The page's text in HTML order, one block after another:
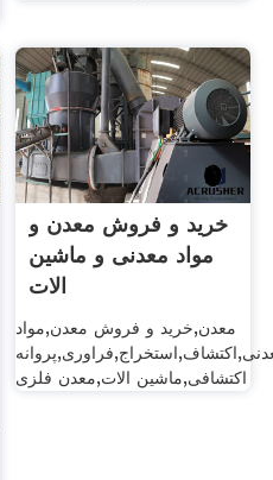
خرید و فروش معدن و
مواد معدنی و ماشین
الات
معدن,خرید و فروش معدن,مواد
اکتشافی,ماشین الات,معدن فلزی